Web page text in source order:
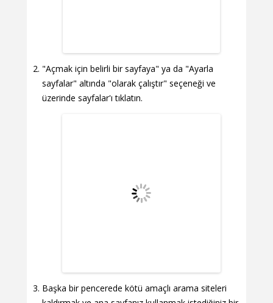
"Açmak için belirli bir sayfaya" ya da "Ayarla
sayfalar" altında "olarak çalıştır" seçeneği ve
üzerinde sayfalar'ı tıklatın.
Başka bir pencerede kötü amaçlı arama siteleri